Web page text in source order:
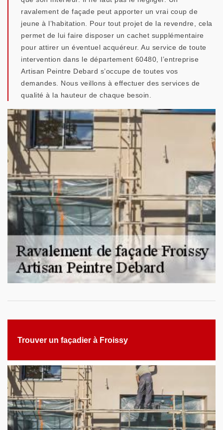
ravalement de façade peut apporter un vrai coup de
jeune à l’habitation. Pour tout projet de la revendre, cela
permet de lui faire disposer un cachet supplémentaire
pour attirer un éventuel acquéreur. Au service de toute
intervention dans le département 60480, l’entreprise
Artisan Peintre Debard s’occupe de toutes vos
demandes. Nous veillons à effectuer des services de
qualité à la hauteur de chaque besoin.
Trouver un façadier à Froissy